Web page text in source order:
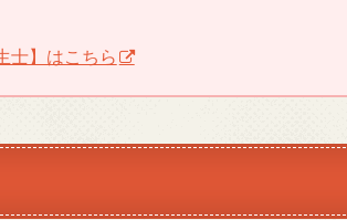
士】はこちら